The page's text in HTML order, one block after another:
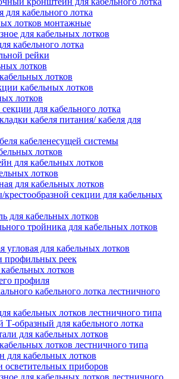
кабельного лотка
лотков монтажные
для кабельных лотков
кабельного лотка
рейки
лотков
лотков
кабельных лотков
лотков
для кабельного лотка
кабеля питания/ кабеля для
кабеленесущей системы
лотков
для кабельных лотков
лотков
для кабельных лотков
секции для кабельных
для кабельных лотков
тройника для кабельных лотков
угловая для кабельных лотков
профильных реек
лотков
профиля
кабельного лотка лестничного
кабельных лотков лестничного типа
образный для кабельного лотка
для кабельных лотков
лотков лестничного типа
кабельных лотков
осветительных приборов
для кабельных лотков лестничного